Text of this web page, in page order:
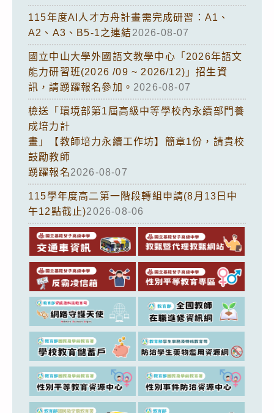
115年度AI人才方舟計畫需完成研習：A1、
A2、A3、B5-1之連結2026-08-07
國立中山大學外國語文教學中心「2026年語文
能力研習班(2026 /09 ~ 2026/12)」招生資
訊，請踴躍報名參加。 2026-08-07
檢送「環境部第1屆高級中等學校內永續部門養
成培力計
畫」【教師培力永續工作坊】簡章1份，請貴校
鼓勵教師
踴躍報名2026-08-07
115學年度高二第一階段轉組申請(8月13日中
午12點截止)2026-08-06